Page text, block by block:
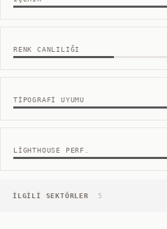
RENK CANLILIĞI
TIPOGRAFI UYUMU
LIGHTHOUSE PERF.
İLGILI SEKTÖRLER 5